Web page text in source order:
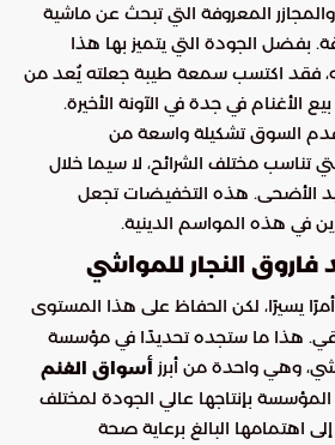
المعروفة التي تبحث عن ماشية
بفضل الجودة التي يتميز بها هذا
فقد اكتسب سمعة طيبة جعلته يُعد من
بيع الأغنام في جدة في الآونة الأخيرة.
يقدم السوق تشكيلة واسعة من
تناسب مختلف الشرائح، لا سيما خلال
الأضحى. هذه التخفيضات تجعل
في هذه المواسم الدينية.
أمرًا يسيرًا، لكن الحفاظ على هذا المستوى
هذا ما ستجده تحديدًا في مؤسسة
وهي واحدة من أبرز أسواق الغنم
بإنتاجها عالي الجودة لمختلف
اهتمامها البالغ برعاية صحة